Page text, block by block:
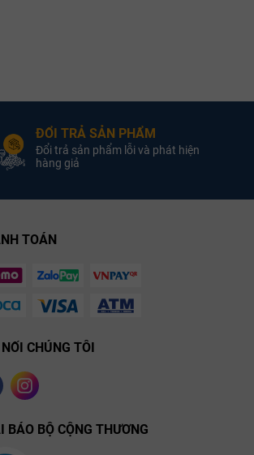
Giống Nho:
Chardonnay
ĐỔI TRẢ SẢN PHẨM
Đổi trả sản phẩm lỗi và phát hiện
hàng giả
TOÁN
CHÚNG TÔI
BÁO BỘ CỘNG THƯƠNG